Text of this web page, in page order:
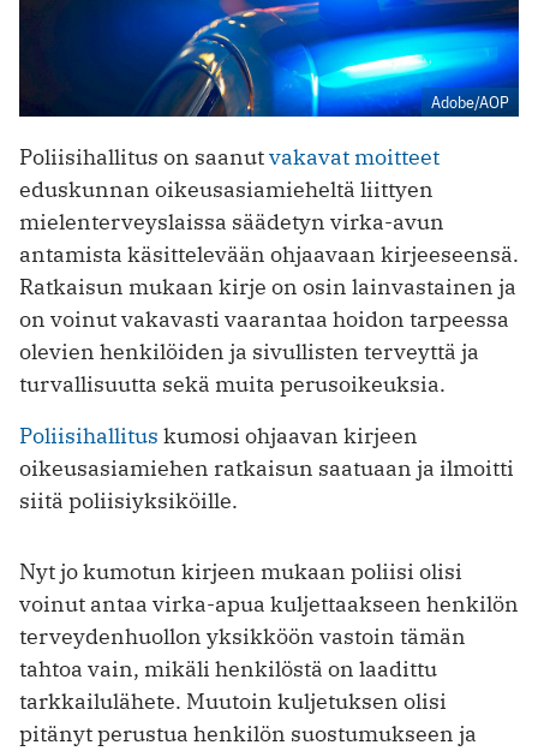
Adobe/AOP
Poliisihallitus on saanutvakavat moitteet
eduskunnan oikeusasiamieheltä liittyen
mielenterveyslaissa säädetyn virka-avun
antamista käsittelevään ohjaavaan kirjeeseensä.
Ratkaisun mukaan kirje on osin lainvastainen ja
on voinut vakavasti vaarantaa hoidon tarpeessa
olevien henkilöiden ja sivullisten terveyttä ja
turvallisuutta sekä muita perusoikeuksia.
Poliisihallitus kumosi ohjaavan kirjeen
oikeusasiamiehen ratkaisun saatuaan ja ilmoitti
siitä poliisiyksiköille.
Nyt jo kumotun kirjeen mukaan poliisi olisi
voinut antaa virka-apua kuljettaakseen henkilön
terveydenhuollon yksikköön vastoin tämän
tahtoa vain, mikäli henkilöstä on laadittu
tarkkailulähete. Muutoin kuljetuksen olisi
pitänyt perustua henkilön suostumukseen ja